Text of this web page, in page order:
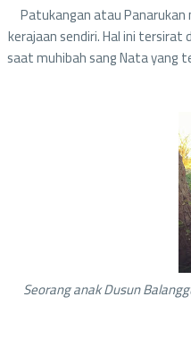
Patukangan atau
kerajaan sendiri. Hal ini
saat muhibah sang Nata yang
Seorang anak Dusun